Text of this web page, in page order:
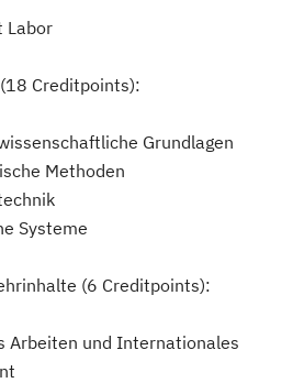
Labor
Creditpoints):
Grundlagen
Methoden
Systeme
(6 Creditpoints):
Arbeiten und Internationales